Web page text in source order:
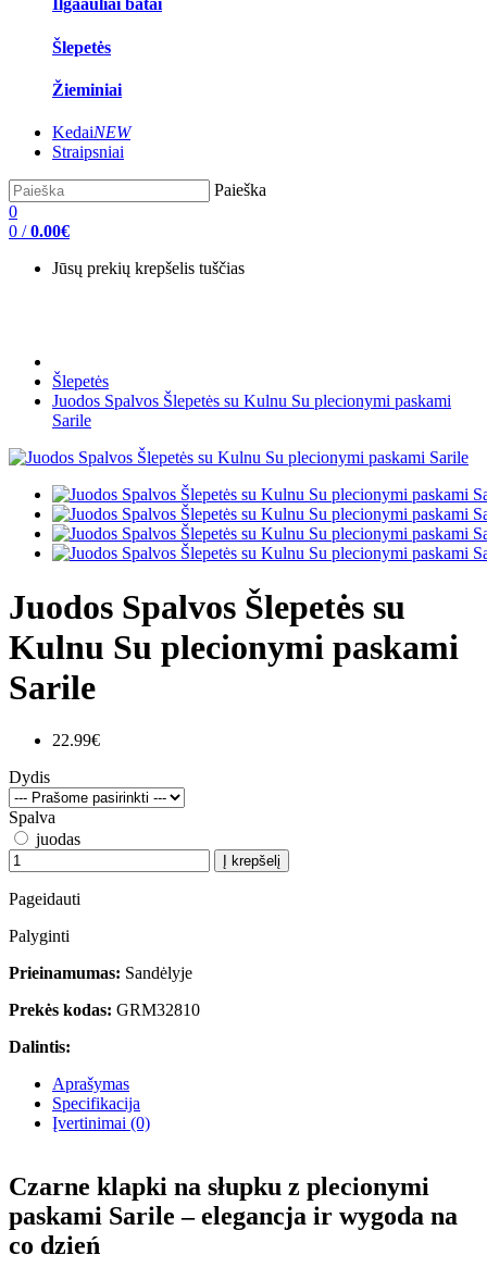
Ilgaauliai batai
Šlepetės
Žieminiai
KedaiNEW
Straipsniai
Paieška
0
0 / 0.00€
Jūsų prekių krepšelis tuščias
Šlepetės
Juodos Spalvos Šlepetės su Kulnu Su plecionymi paskami
Sarile
Juodos Spalvos Šlepetės su
Kulnu Su plecionymi paskami
Sarile
22.99€
Dydis
Spalva
juodas
Į krepšelį
Pageidauti
Palyginti
Prieinamumas: Sandėlyje
Prekės kodas: GRM32810
Dalintis:
Aprašymas
Specifikacija
Įvertinimai (0)
Czarne klapki na słupku z plecionymi
paskami Sarile – elegancja ir wygoda na
co dzień